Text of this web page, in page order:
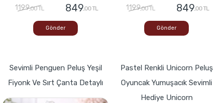
1199,00 TL 849,00 TL
Gönder
1199,00 TL 849,00 TL
Gönder
Sevimli Penguen Peluş Yeşil
Fiyonk Ve Sırt Çanta Detaylı
Pastel Renkli Unicorn Peluş
Oyuncak Yumuşacık Sevimli
Hediye Unicorn